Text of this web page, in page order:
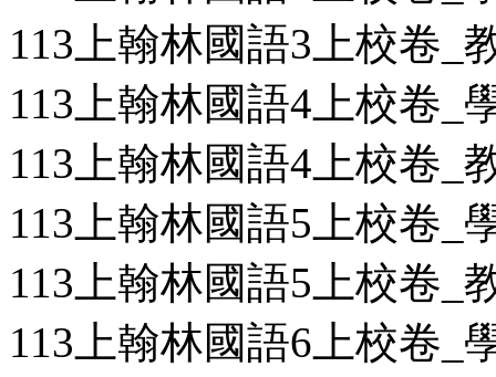
113上翰林國語3上校卷_
113上翰林國語4上校卷_
113上翰林國語4上校卷_
113上翰林國語5上校卷_
113上翰林國語5上校卷_
113上翰林國語6上校卷_